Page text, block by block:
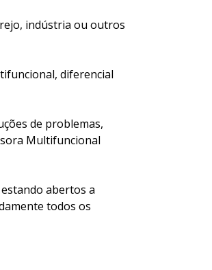
indústria ou outros
diferencial
de problemas,
Multifuncional
abertos a
todos os